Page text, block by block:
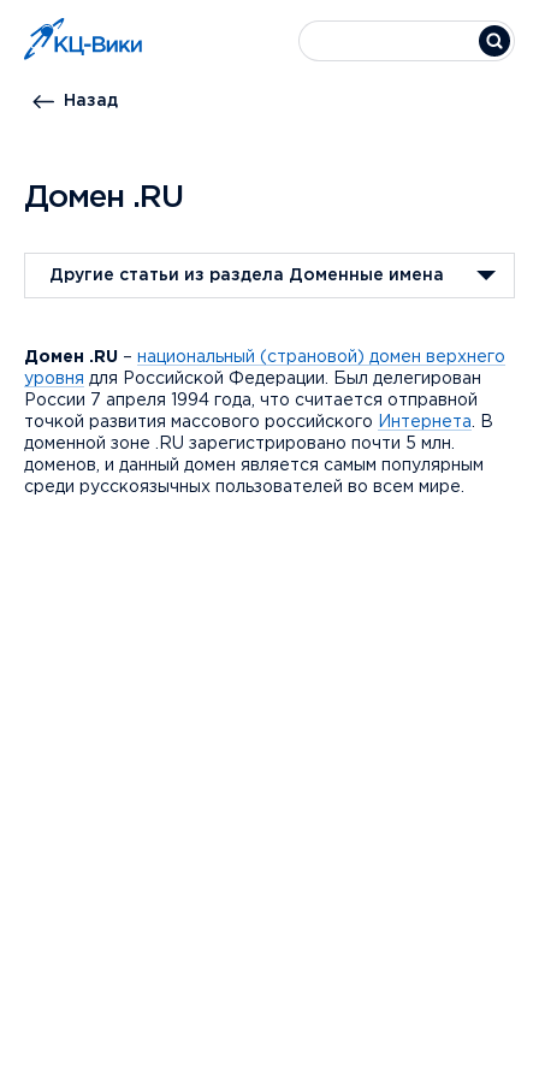
Назад
Домен .RU
Другие статьи из раздела Доменные имена
Домен .RU – национальный (страновой) домен верхнего
уровня для Российской Федерации. Был делегирован
России 7 апреля 1994 года, что считается отправной
точкой развития массового российского
Интернета . В
доменной зоне .RU зарегистрировано почти 5 млн.
доменов, и данный домен является самым популярным
среди русскоязычных пользователей во всем мире.